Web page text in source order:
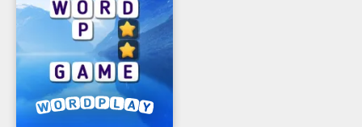
brain™